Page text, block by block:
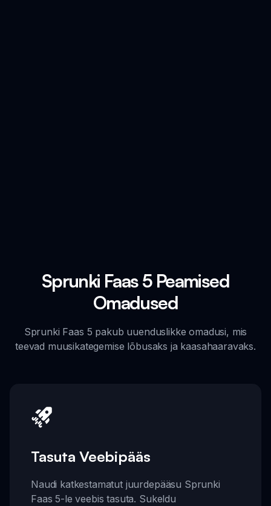
Sprunki Faas 5 Peamised
Omadused
Sprunki Faas 5 pakub uuenduslikke omadusi, mis
teevad muusikategemise lõbusaks ja kaasahaaravaks.
Tasuta Veebipääs
Naudi katkestamatut juurdepääsu Sprunki
Faas 5-le veebis tasuta. Sukeldu